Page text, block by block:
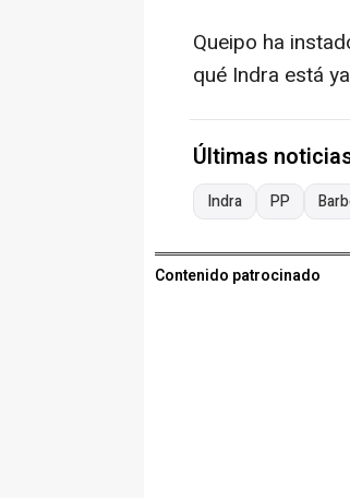
Queipo ha
qué Indra está
Últimas
Indra PP
Contenido patrocinado